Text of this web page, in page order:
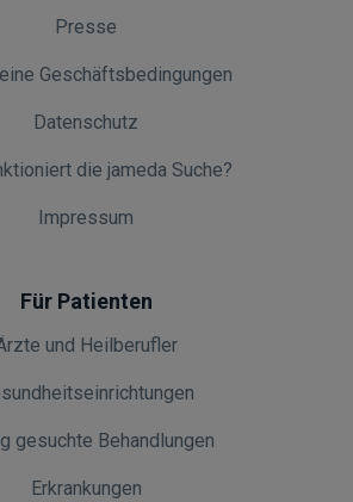
Presse
Geschäftsbedingungen
Datenschutz
die jameda Suche?
Impressum
Für Patienten
und Heilberufler
gesuchte Behandlungen
Erkrankungen